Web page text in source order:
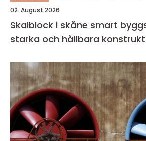
02. August 2026
Skalblock i skåne smart byggsystem för
starka och hållbara